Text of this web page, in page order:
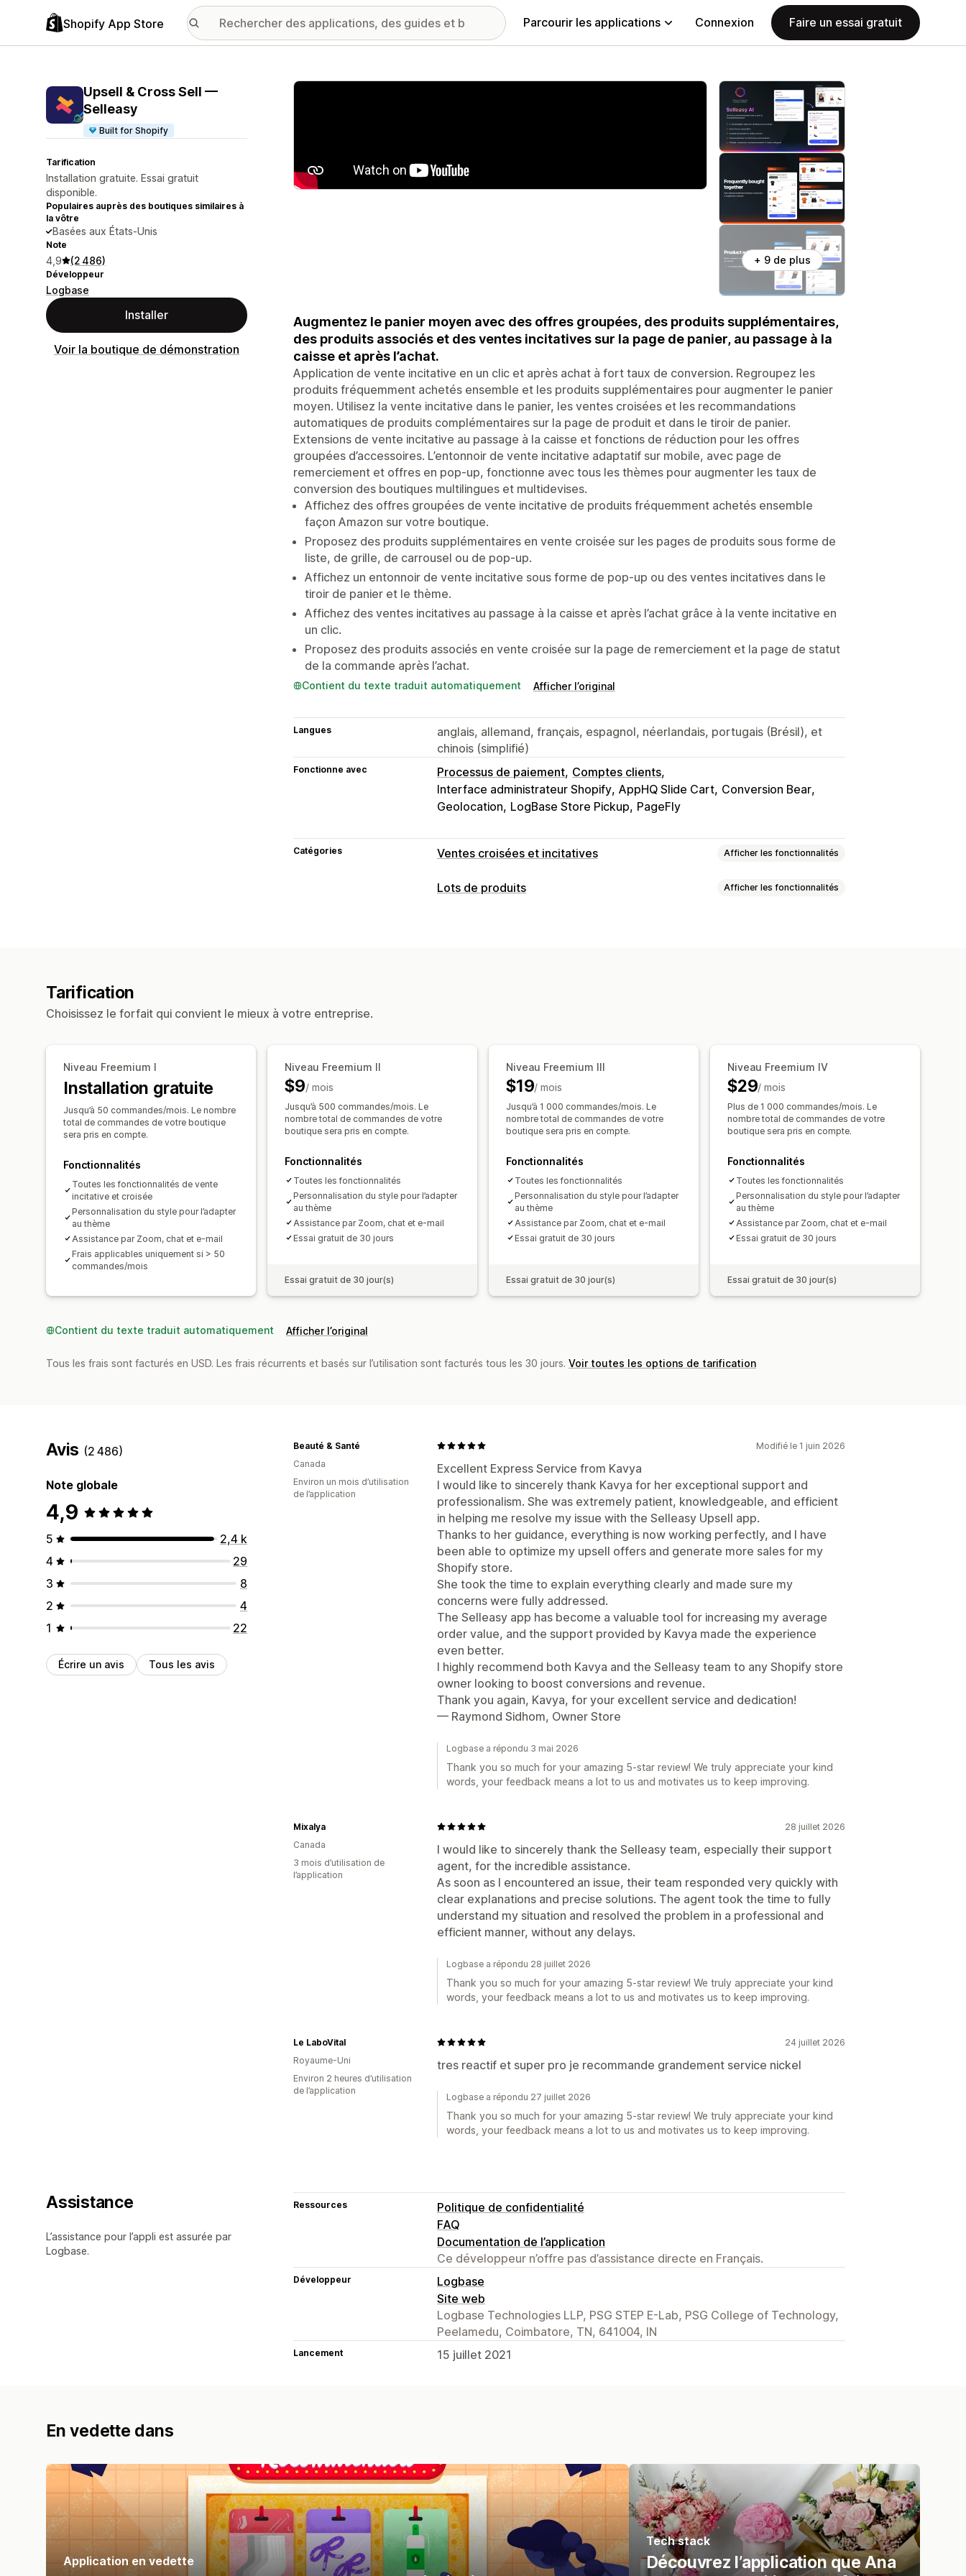
Shopify App Store Parcourir les applications Connexion Faire un essai gratuit
Upsell & Cross Sell —
Selleasy
Built for Shopify
Tarification
Installation gratuite. Essai gratuit
disponible.
Populaires auprès des boutiques similaires à
la vôtre
Basées aux États-Unis
Note
4,9 (2 486)
Développeur
Logbase
Installer
Voir la boutique de démonstration
Galerie d’images vedette
+ 9 de plus
Augmentez le panier moyen avec des offres groupées, des produits supplémentaires,
des produits associés et des ventes incitatives sur la page de panier, au passage à la
caisse et après l’achat.
Application de vente incitative en un clic et après achat à fort taux de conversion. Regroupez les
produits fréquemment achetés ensemble et les produits supplémentaires pour augmenter le panier
moyen. Utilisez la vente incitative dans le panier, les ventes croisées et les recommandations
automatiques de produits complémentaires sur la page de produit et dans le tiroir de panier.
Extensions de vente incitative au passage à la caisse et fonctions de réduction pour les offres
groupées d’accessoires. L’entonnoir de vente incitative adaptatif sur mobile, avec page de
remerciement et offres en pop-up, fonctionne avec tous les thèmes pour augmenter les taux de
conversion des boutiques multilingues et multidevises.
Affichez des offres groupées de vente incitative de produits fréquemment achetés ensemble
façon Amazon sur votre boutique.
Proposez des produits supplémentaires en vente croisée sur les pages de produits sous forme de
liste, de grille, de carrousel ou de pop-up.
Affichez un entonnoir de vente incitative sous forme de pop-up ou des ventes incitatives dans le
tiroir de panier et le thème.
Affichez des ventes incitatives au passage à la caisse et après l’achat grâce à la vente incitative en
un clic.
Proposez des produits associés en vente croisée sur la page de remerciement et la page de statut
de la commande après l’achat.
Contient du texte traduit automatiquement Afficher l’original
Langues
anglais, allemand, français, espagnol, néerlandais, portugais (Brésil), et
chinois (simplifié)
Fonctionne avec Processus de paiement Comptes clients
Interface administrateur Shopify AppHQ Slide Cart Conversion Bear
Geolocation LogBase Store Pickup PageFly
Catégories Ventes croisées et incitatives Afficher les fonctionnalités
Personnalisation
Recommandations basées sur l’IA
Mise à niveau de l’abonnement
Analyses de données
Taux de conversion Performance des recommandations
Lots de produits Afficher les fonctionnalités
Tarification
Choisissez le forfait qui convient le mieux à votre entreprise.
Niveau Freemium I
Installation gratuite
Jusqu’à 50 commandes/mois. Le nombre
total de commandes de votre boutique
sera pris en compte.
Fonctionnalités
Toutes les fonctionnalités de vente
incitative et croisée
Personnalisation du style pour l’adapter
au thème
Assistance par Zoom, chat et e-mail
Frais applicables uniquement si > 50
commandes/mois
Niveau Freemium II
$9/ mois
Jusqu’à 500 commandes/mois. Le
nombre total de commandes de votre
boutique sera pris en compte.
Fonctionnalités
Toutes les fonctionnalités
Personnalisation du style pour l’adapter
au thème
Assistance par Zoom, chat et e-mail
Essai gratuit de 30 jours
Essai gratuit de 30 jour(s)
Niveau Freemium III
$19/ mois
Jusqu’à 1 000 commandes/mois. Le
nombre total de commandes de votre
boutique sera pris en compte.
Fonctionnalités
Toutes les fonctionnalités
Personnalisation du style pour l’adapter
au thème
Assistance par Zoom, chat et e-mail
Essai gratuit de 30 jours
Essai gratuit de 30 jour(s)
Niveau Freemium IV
$29/ mois
Plus de 1 000 commandes/mois. Le
nombre total de commandes de votre
boutique sera pris en compte.
Fonctionnalités
Toutes les fonctionnalités
Personnalisation du style pour l’adapter
au thème
Assistance par Zoom, chat et e-mail
Essai gratuit de 30 jours
Essai gratuit de 30 jour(s)
Contient du texte traduit automatiquement Afficher l’original
Tous les frais sont facturés en USD. Les frais récurrents et basés sur l’utilisation sont facturés tous les 30 jours. Voir toutes les options de tarification
Avis (2 486)
Note globale
4,9
5
2,4 k
4
29
3
8
2
4
1
22
Écrire un avis Tous les avis
Modifié le 1 juin 2026
Excellent Express Service from Kavya
I would like to sincerely thank Kavya for her exceptional support and
professionalism. She was extremely patient, knowledgeable, and efficient
in helping me resolve my issue with the Selleasy Upsell app.
Thanks to her guidance, everything is now working perfectly, and I have
been able to optimize my upsell offers and generate more sales for my
Shopify store.
She took the time to explain everything clearly and made sure my
concerns were fully addressed.
The Selleasy app has become a valuable tool for increasing my average
order value, and the support provided by Kavya made the experience
even better.
I highly recommend both Kavya and the Selleasy team to any Shopify store
owner looking to boost conversions and revenue.
Thank you again, Kavya, for your excellent service and dedication!
— Raymond Sidhom, Owner Store
Beauté & Santé
Canada
Environ un mois d’utilisation
de l’application
Logbase a répondu 3 mai 2026
Thank you so much for your amazing 5-star review! We truly appreciate your kind
words, your feedback means a lot to us and motivates us to keep improving.
28 juillet 2026
I would like to sincerely thank the Selleasy team, especially their support
agent, for the incredible assistance.
As soon as I encountered an issue, their team responded very quickly with
clear explanations and precise solutions. The agent took the time to fully
understand my situation and resolved the problem in a professional and
efficient manner, without any delays.
Mixalya
Canada
3 mois d’utilisation de
l’application
Logbase a répondu 28 juillet 2026
Thank you so much for your amazing 5-star review! We truly appreciate your kind
words, your feedback means a lot to us and motivates us to keep improving.
24 juillet 2026
tres reactif et super pro je recommande grandement service nickel
Le LaboVital
Royaume-Uni
Environ 2 heures d’utilisation
de l’application
Logbase a répondu 27 juillet 2026
Thank you so much for your amazing 5-star review! We truly appreciate your kind
words, your feedback means a lot to us and motivates us to keep improving.
Assistance
L’assistance pour l’appli est assurée par
Logbase.
Ressources
Politique de confidentialité
FAQ
Documentation de l’application
Ce développeur n’offre pas d’assistance directe en Français.
Développeur
Logbase
Site web
Logbase Technologies LLP, PSG STEP E-Lab, PSG College of Technology,
Peelamedu, Coimbatore, TN, 641004, IN
Lancement 15 juillet 2021
En vedette dans
Application en vedette
Tech stack
Découvrez l’application que Ana